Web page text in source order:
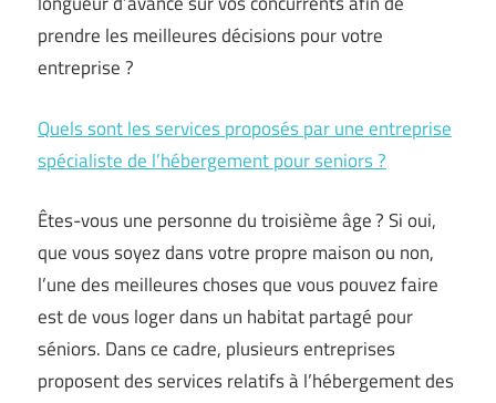
prendre les meilleures décisions pour votre
entreprise ?
Quels sont les services proposés par une entreprise
spécialiste de l’hébergement pour seniors ?
Êtes-vous une personne du troisième âge ? Si oui,
que vous soyez dans votre propre maison ou non,
l’une des meilleures choses que vous pouvez faire
est de vous loger dans un habitat partagé pour
séniors. Dans ce cadre, plusieurs entreprises
proposent des services relatifs à l’hébergement des